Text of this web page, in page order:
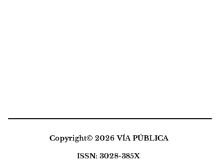
Copyright© 2026 VÍA PÚBLICA
ISSN: 3028-385X